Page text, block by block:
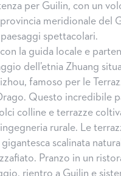
per Guilin, con un
meridionale del
spettacolari.
la guida locale e
dell’etnia Zhuang
famoso per le
Questo incredibile
colline e terrazze
rurale. Le
scalinata
Pranzo in un
rientro a Guilin e